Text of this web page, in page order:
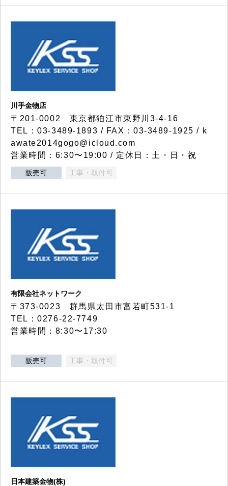
川手金物店
〒201-0002 東京都狛江市東野川3-4-16
TEL：03-3489-1893 / FAX：03-3489-1925 / k
awate2014gogo@icloud.com
営業時間：6:30〜19:00 / 定休日：土・日・祝
販売可 工事・取付可
有限会社ネットワーク
〒373-0023 群馬県太田市富若町531-1
TEL：0276-22-7749
営業時間：8:30〜17:30
販売可 工事・取付可
日本建築金物(株)